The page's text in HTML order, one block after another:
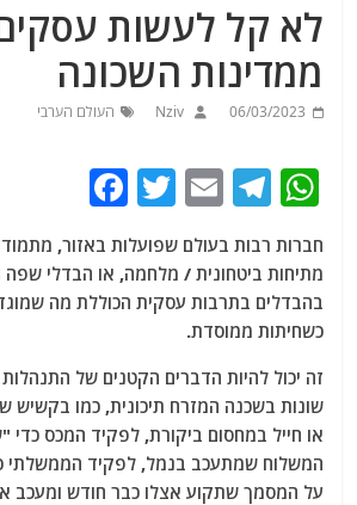
לא קל לעשות
ממדינות השכונה
06/03/2023
Nziv העולם הערבי
W
at
s
A
p
p
T
e
g
ra
m
E
ai
l
T
w
itt
er
c
e
o
o
k
חברות רבות בעולם שפועלות באזור,
מתיחות ביטחונית / מלחמה, או הבדלי
בהבדלים בתרבות עסקית הכוללת מה
כשחיתות ממוסדת.
זה יכול להיות הדברים הקטנים של התנהלות
שונות בשכנה המזרח תיכונית, כמו בקשיש
או חייל במחסום ביקורת, לפקיד המכס כדי
המשלוח שמתעכב בנמל, לפקיד הממשלתי
על המסמך שתקוע אצלו כבר חודש ומעכב